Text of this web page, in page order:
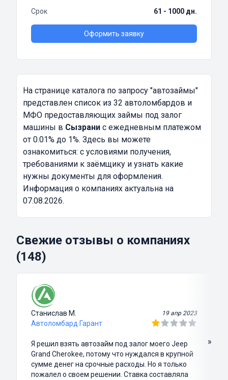
Срок
61 - 1000 дн.
Оформить заявку
На странице каталога по запросу "автозаймы"
представлен список из 32 автоломбардов и
МФО предоставляющих займы под залог
машины в Сызрани с ежедневным платежом
от 0.01% до 1%. Здесь вы можете
ознакомиться: с условиями получения,
требованиями к заёмщику и узнать какие
нужны документы для оформления.
Информация о компаниях актуальна на
07.08.2026.
Свежие отзывы о компаниях
(148)
Станислав М. 19 апр 2023
Автоломбард Гарант
Я решил взять автозайм под залог моего Jeep
Grand Cherokee, потому что нуждался в крупной
сумме денег на срочные расходы. Но я только
пожалел о своем решении. Ставка составляла
»